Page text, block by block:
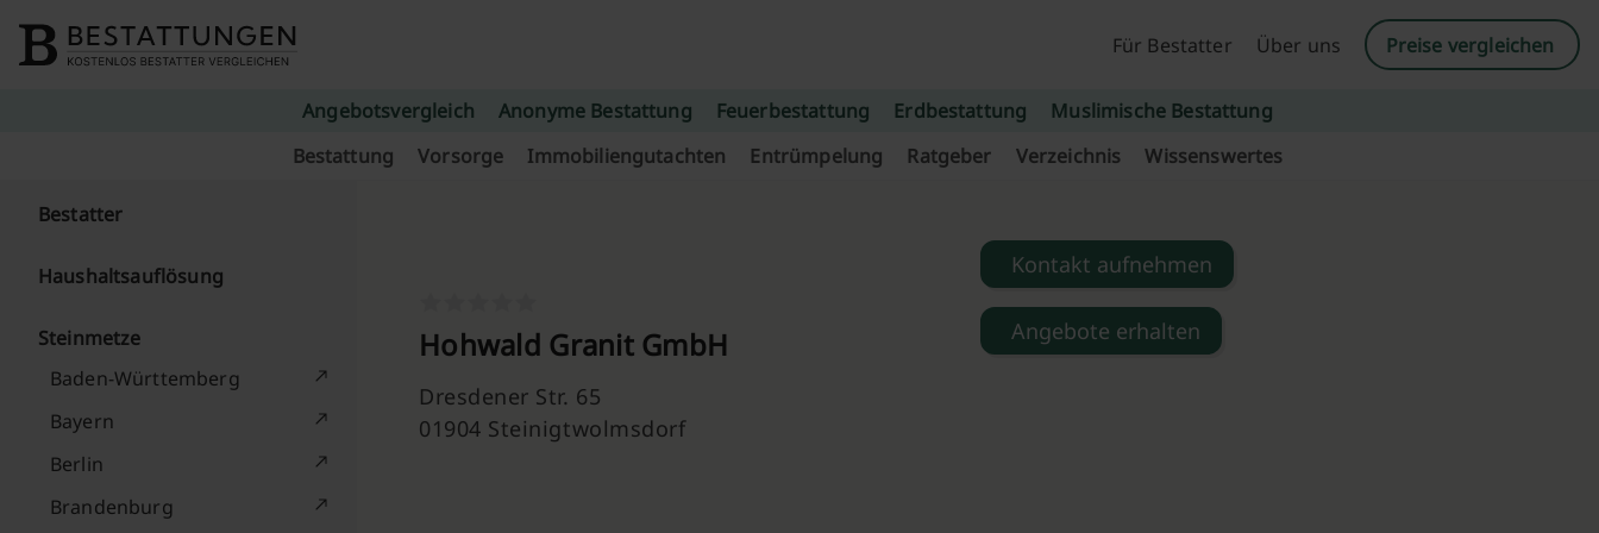
Für Bestatter
Über uns Preise vergleichen
Angebotsvergleich Anonyme Bestattung Feuerbestattung Erdbestattung
Muslimische Bestattung
Bestattung
Vorsorge Immobiliengutachten Entrümpelung Ratgeber Verzeichnis Wissenswertes
Bestatter
Haushaltsauflösung
Steinmetze
Baden-Württemberg
Bayern
Berlin
Brandenburg
Hohwald Granit GmbH
Dresdener Str. 65
01904 Steinigtwolmsdorf
Kontakt aufnehmen
Angebote erhalten